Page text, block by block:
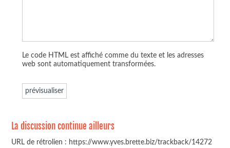
Le code HTML est affiché comme du texte et les adresses
web sont automatiquement transformées.
La discussion continue ailleurs
URL de rétrolien : https://www.yves.brette.biz/trackback/14272